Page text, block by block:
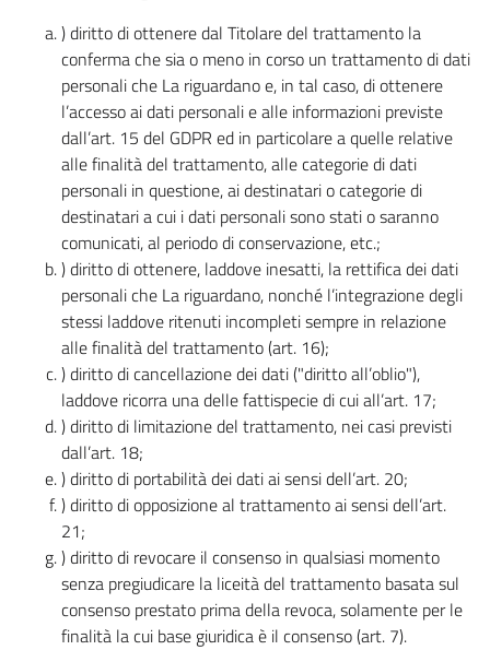
) diritto di ottenere dal Titolare del trattamento la
conferma che sia o meno in corso un trattamento di dati
personali che La riguardano e, in tal caso, di ottenere
l’accesso ai dati personali e alle informazioni previste
dall’art. 15 del GDPR ed in particolare a quelle relative
alle finalità del trattamento, alle categorie di dati
personali in questione, ai destinatari o categorie di
destinatari a cui i dati personali sono stati o saranno
comunicati, al periodo di conservazione, etc.;
) diritto di ottenere, laddove inesatti, la rettifica dei dati
personali che La riguardano, nonché l’integrazione degli
stessi laddove ritenuti incompleti sempre in relazione
alle finalità del trattamento (art. 16);
) diritto di cancellazione dei dati ("diritto all’oblio"),
laddove ricorra una delle fattispecie di cui all’art. 17;
) diritto di limitazione del trattamento, nei casi previsti
dall’art. 18;
) diritto di portabilità dei dati ai sensi dell’art. 20;
) diritto di opposizione al trattamento ai sensi dell’art.
21;
) diritto di revocare il consenso in qualsiasi momento
senza pregiudicare la liceità del trattamento basata sul
consenso prestato prima della revoca, solamente per le
finalità la cui base giuridica è il consenso (art. 7).